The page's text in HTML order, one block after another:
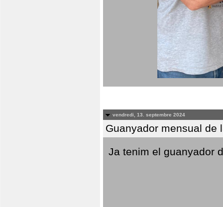
vendredi, 13. septembre 2024
Guanyador mensual de
Ja tenim el guanyador